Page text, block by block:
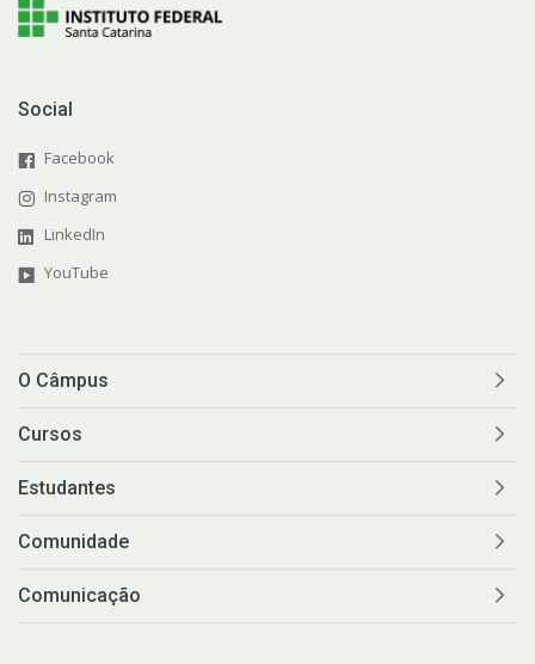
Social
Facebook
Instagram
LinkedIn
YouTube
O Câmpus
Cursos
Estudantes
Comunidade
Comunicação